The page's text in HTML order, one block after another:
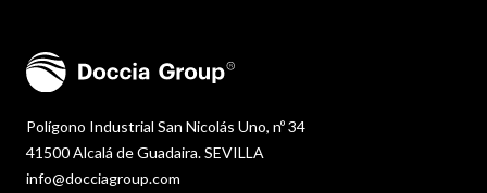
Polígono Industrial San Nicolás Uno, nº 34
41500 Alcalá de Guadaira. SEVILLA
info@docciagroup.com